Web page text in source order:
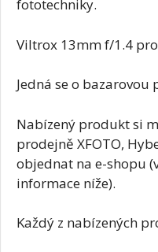
fototechniky.
Viltrox 13mm f/1.4 pro
Jedná se o bazarovou
Nabízený produkt si
prodejně XFOTO,
objednat na e-shopu
informace níže).
Každý z nabízených